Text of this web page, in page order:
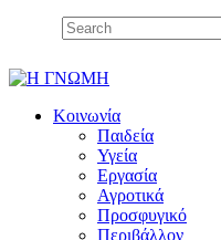
Κοινωνία
Παιδεία
Υγεία
Εργασία
Αγροτικά
Προσφυγικό
Περιβάλλον